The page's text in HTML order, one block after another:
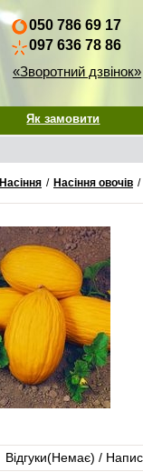
050 786 69 17
097 636 78 86
«Зворотний дзвінок»
Як замовити
Насіння / Насіння овочів /
Відгуки(Немає) /